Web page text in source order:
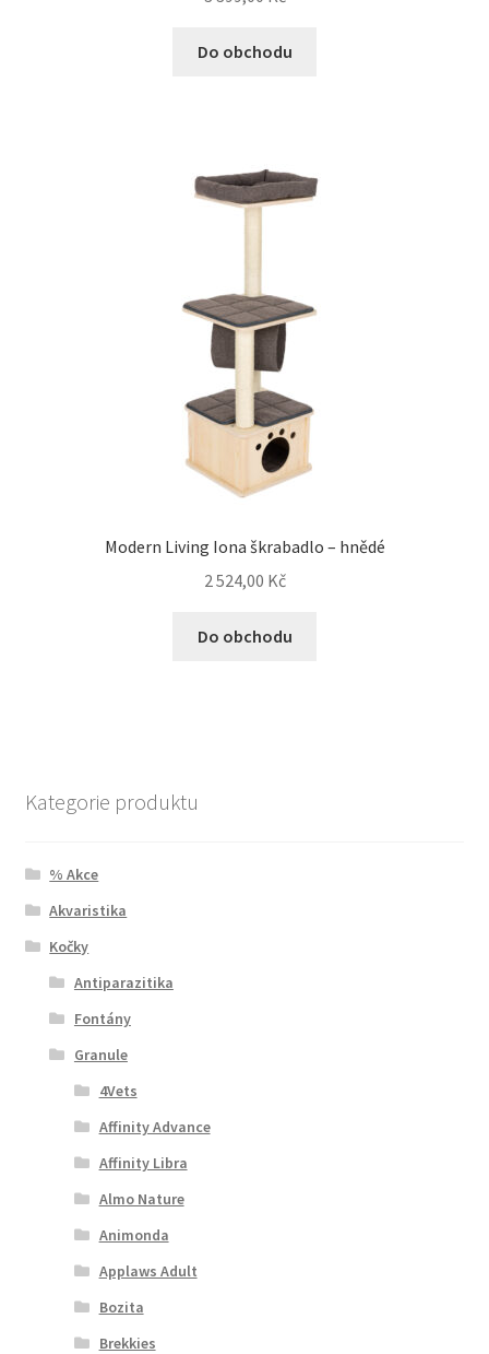
Do obchodu
Modern Living Iona škrabadlo – hnědé
2 524,00 Kč
Do obchodu
Kategorie produktu
% Akce
Akvaristika
Kočky
Antiparazitika
Fontány
Granule
4Vets
Affinity Advance
Affinity Libra
Almo Nature
Animonda
Applaws Adult
Bozita
Brekkies